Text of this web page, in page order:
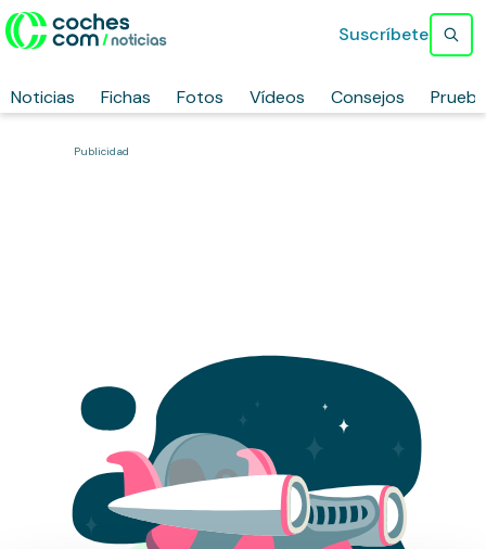
Noticias Fichas Fotos Vídeos Consejos
Suscríbete
Publicidad